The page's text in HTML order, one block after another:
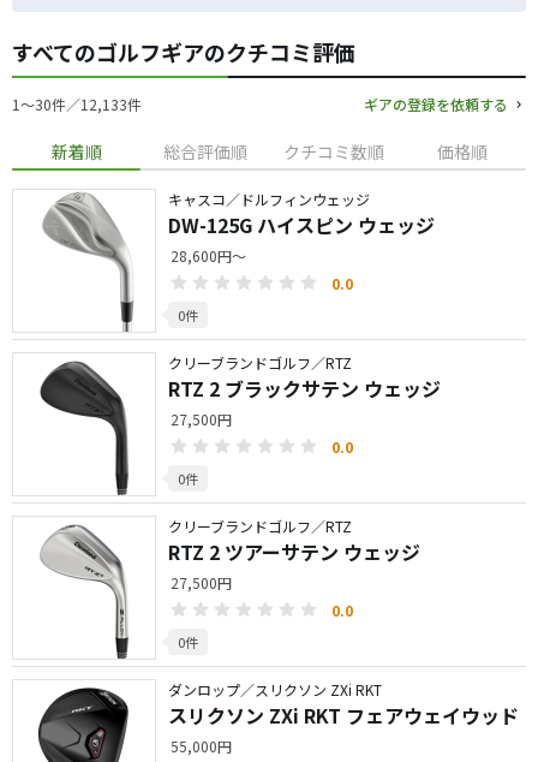
すべてのゴルフギアのクチコミ評価
1〜30件／12,133件 ギアの登録を依頼する
新着順 総合評価順 クチコミ数順 価格順
キャスコ／ドルフィンウェッジ
DW-125G ハイスピン ウェッジ
28,600円～
0.0
0件
クリーブランドゴルフ／RTZ
RTZ 2 ブラックサテン ウェッジ
27,500円
0.0
0件
クリーブランドゴルフ／RTZ
RTZ 2 ツアーサテン ウェッジ
27,500円
0.0
0件
ダンロップ／スリクソン ZXi RKT
スリクソン ZXi RKT フェアウェイウッド
55,000円